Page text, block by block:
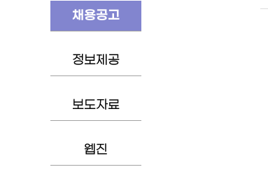
채용공고
정보제공
보도자료
웹진